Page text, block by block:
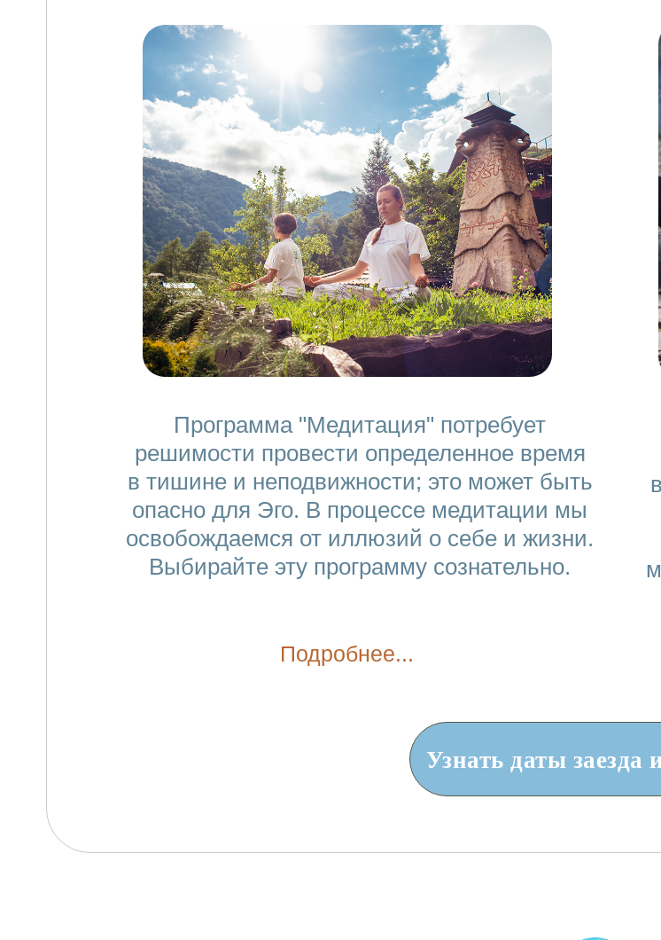
Программа "Медитация" потребует
решимости провести определенное время
в тишине и неподвижности; это может быть
опасно для Эго. В процессе медитации мы
освобождаемся от иллюзий о себе и жизни.
Выбирайте эту программу сознательно.
Узнать даты заезда
Подробнее...